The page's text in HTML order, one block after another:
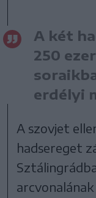
A két
250
erdélyi
A szovjet
hadsereget